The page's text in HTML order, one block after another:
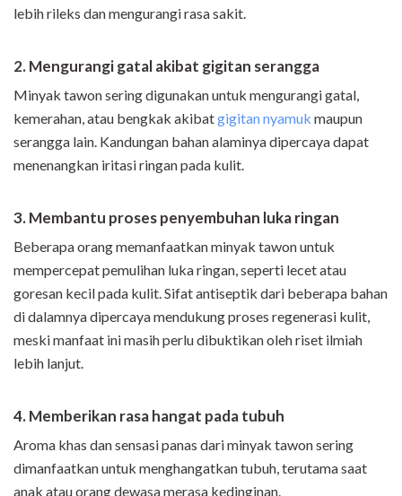
lebih rileks dan mengurangi rasa sakit.
2. Mengurangi gatal akibat gigitan serangga
Minyak tawon sering digunakan untuk mengurangi gatal,
kemerahan, atau bengkak akibatgigitan nyamuk maupun
serangga lain. Kandungan bahan alaminya dipercaya dapat
menenangkan iritasi ringan pada kulit.
3. Membantu proses penyembuhan luka ringan
Beberapa orang memanfaatkan minyak tawon untuk
mempercepat pemulihan luka ringan, seperti lecet atau
goresan kecil pada kulit. Sifat antiseptik dari beberapa bahan
di dalamnya dipercaya mendukung proses regenerasi kulit,
meski manfaat ini masih perlu dibuktikan oleh riset ilmiah
lebih lanjut.
4. Memberikan rasa hangat pada tubuh
Aroma khas dan sensasi panas dari minyak tawon sering
dimanfaatkan untuk menghangatkan tubuh, terutama saat
anak atau orang dewasa merasa kedinginan.